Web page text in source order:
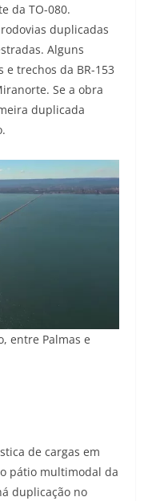
da TO-080.
duplicadas
Alguns
e trechos da BR-153
Se a obra
duplicada
entre Palmas e
de cargas em
pátio multimodal da
duplicação no